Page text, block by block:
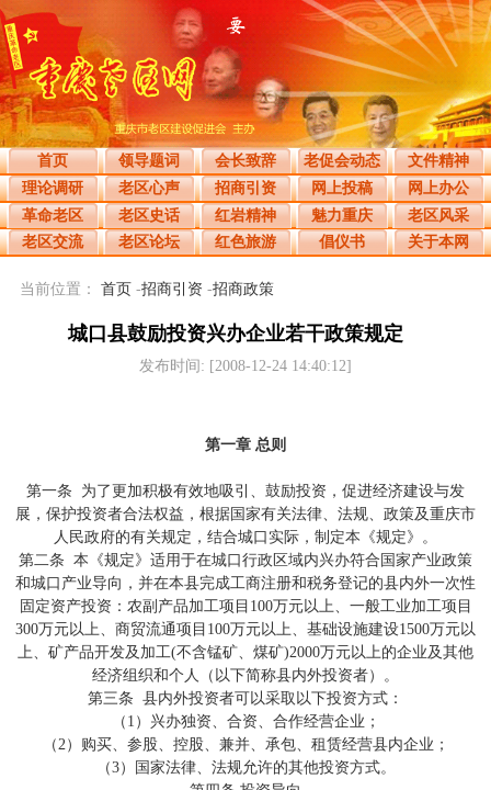
首页 领导题词 会长致辞 老促会动态
文件精神
理论调研
老区心声 招商引资 网上投稿
网上办公
革命老区
老区史话 红岩精神 魅力重庆
老区风采
老区交流
老区论坛 红色旅游 倡仪书 关于本网
当前位置： 首页 -招商引资 -招商政策
城口县鼓励投资兴办企业若干政策规定
发布时间: [2008-12-24 14:40:12]
第一章 总则
第一条 为了更加积极有效地吸引、鼓励投资，促进经济建设与发
展，保护投资者合法权益，根据国家有关法律、法规、政策及重庆市
人民政府的有关规定，结合城口实际，制定本《规定》。
第二条 本《规定》适用于在城口行政区域内兴办符合国家产业政策
和城口产业导向，并在本县完成工商注册和税务登记的县内外一次性
固定资产投资：农副产品加工项目100万元以上、一般工业加工项目
300万元以上、商贸流通项目100万元以上、基础设施建设1500万元以
上、矿产品开发及加工(不含锰矿、煤矿)2000万元以上的企业及其他
经济组织和个人（以下简称县内外投资者）。
第三条 县内外投资者可以采取以下投资方式：
（1）兴办独资、合资、合作经营企业；
（2）购买、参股、控股、兼并、承包、租赁经营县内企业；
（3）国家法律、法规允许的其他投资方式。